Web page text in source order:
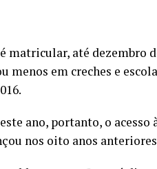
matricular, até dezembro
menos em creches e
ano, portanto, o acesso
nos oito anos